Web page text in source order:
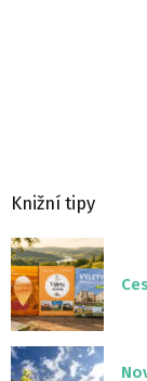
Knižní tipy